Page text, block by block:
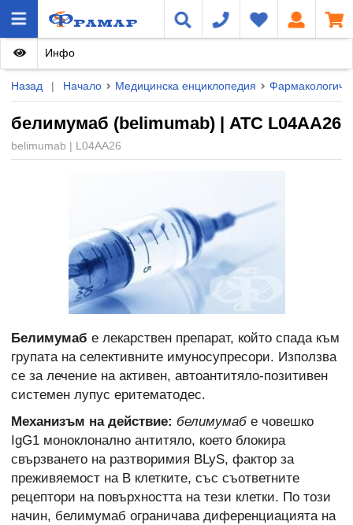
Назад | Начало Медицинска енциклопедия
белимумаб (belimumab) | ATC L04AA26
belimumab | L04AA26
Инфо
Белимумаб е лекарствен препарат, който спада към
групата на селективните имуносупресори. Използва
се за лечение на активен, автоантитяло-позитивен
системен лупус еритематодес.
Механизъм на действие: белимумаб е човешко
IgG1 моноклонално антитяло, което блокира
свързването на разтворимия BLyS, фактор за
преживяемост на В клетките, със съответните
рецептори на повърхността на тези клетки. По този
начин, белимумаб ограничава диференциацията на